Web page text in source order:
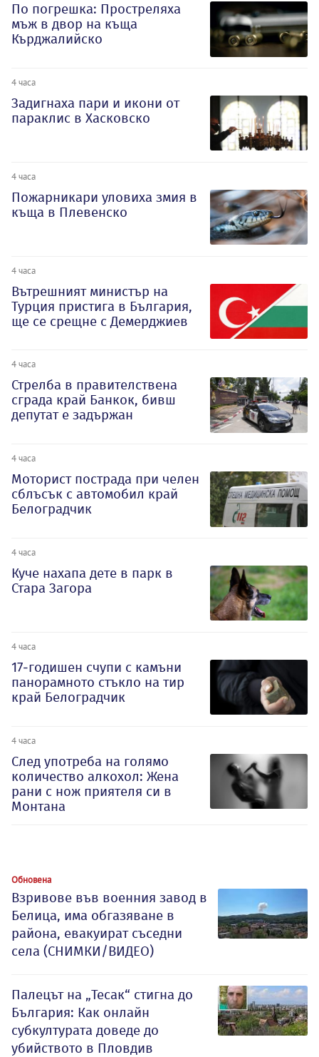
По погрешка: Простреляха
мъж в двор на къща
Кърджалийско
4 часа
Задигнаха пари и икони от
параклис в Хасковско
4 часа
Пожарникари уловиха змия в
къща в Плевенско
4 часа
Вътрешният министър на
Турция пристига в България,
ще се срещне с Демерджиев
4 часа
Стрелба в правителствена
сграда край Банкок, бивш
депутат е задържан
4 часа
Моторист пострада при челен
сблъсък с автомобил край
Белоградчик
4 часа
Куче нахапа дете в парк в
Стара Загора
4 часа
17-годишен счупи с камъни
панорамното стъкло на тир
край Белоградчик
4 часа
След употреба на голямо
количество алкохол: Жена
рани с нож приятеля си в
Монтана
Обновена
Взривове във военния завод в
Белица, има обгазяване в
района, евакуират съседни
села (СНИМКИ/ВИДЕО)
Палецът на „Тесак“ стигна до
България: Как онлайн
субкултурата доведе до
убийството в Пловдив